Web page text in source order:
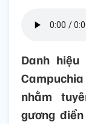
Danh
nhằm
gương